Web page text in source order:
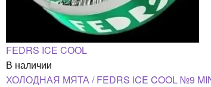
FEDRS ICE COOL
В наличии
ХОЛОДНАЯ МЯТА / FEDRS ICE COOL №9